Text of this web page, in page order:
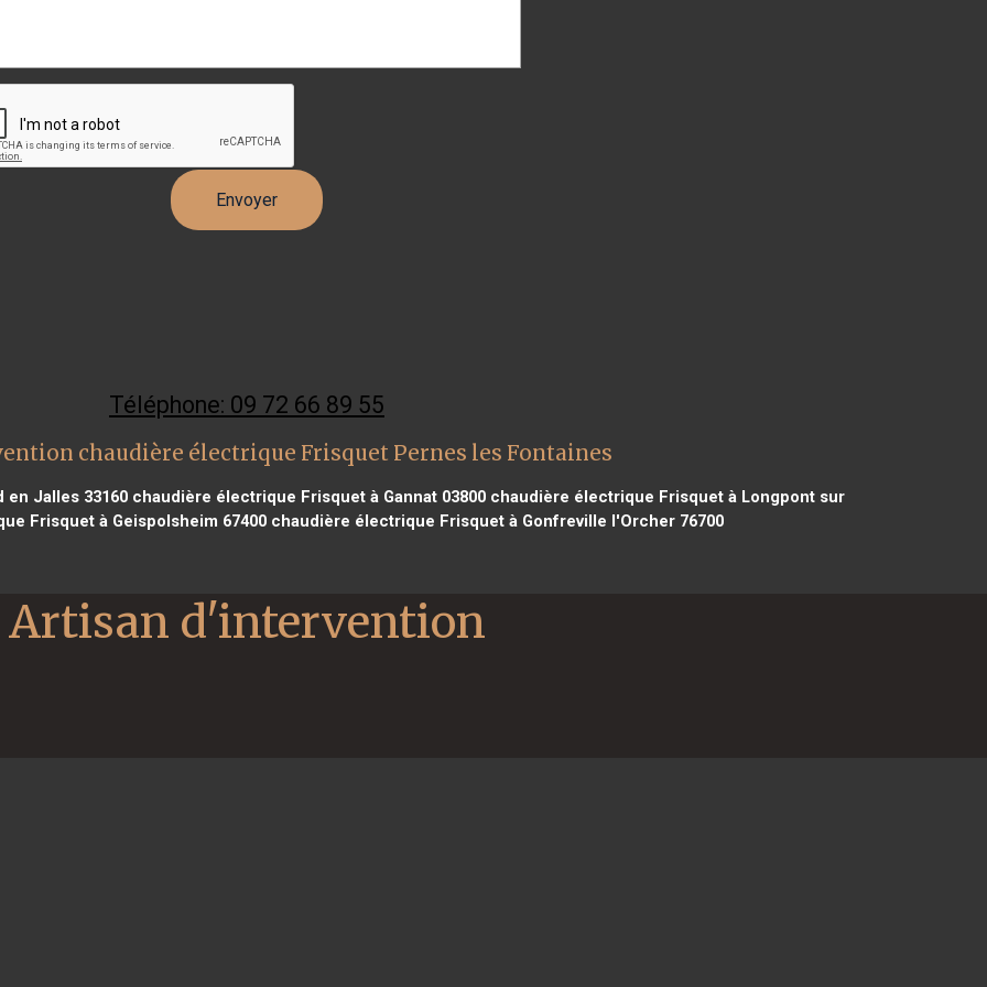
Téléphone: 09 72 66 89 55
chaudière électrique Frisquet Pernes les Fontaines
Jalles 33160chaudière électrique Frisquet à Gannat 03800chaudière électrique Frisquet à Longpont sur
Frisquet à Geispolsheim 67400 chaudière électrique Frisquet à Gonfreville l'Orcher 76700
Artisan d'intervention